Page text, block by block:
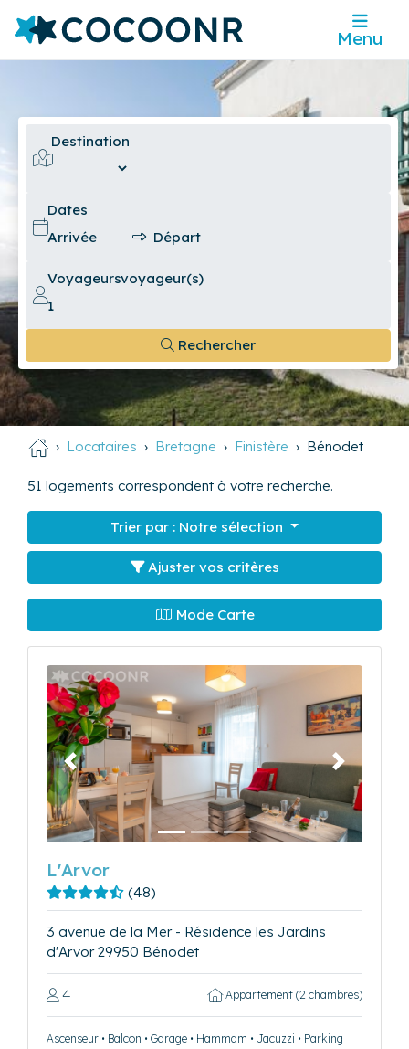
Menu
Destination
Dates
Voyageursvoyageur(s)
Rechercher
Locataires Bretagne Finistère Bénodet
51 logements correspondent à votre recherche.
Trier par : Notre sélection
Ajuster vos critères
Mode Carte
Précédent Suivant
L'Arvor
(48)
3 avenue de la Mer - Résidence les Jardins
d'Arvor 29950 Bénodet
4 Appartement (2 chambres)
Ascenseur • Balcon • Garage • Hammam • Jacuzzi • Parking